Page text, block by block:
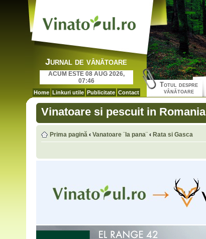
Jurnal de vânătoare
ACUM ESTE 08 AUG 2026,
07:46
Home Linkuri utile Publicitate Contact
Totul despre
vânătoare
Vinatoare si pescuit in Romania
Prima pagină ‹ Vanatoare ¨la pana¨ ‹ Rata si Gasca